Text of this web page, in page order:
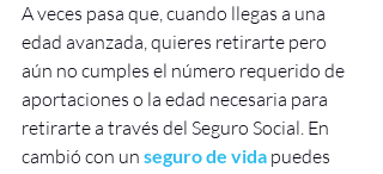
A veces pasa que, cuando llegas a una
edad avanzada, quieres retirarte pero
aún no cumples el número requerido de
aportaciones o la edad necesaria para
retirarte a través del Seguro Social. En
cambió con un seguro de vida puedes